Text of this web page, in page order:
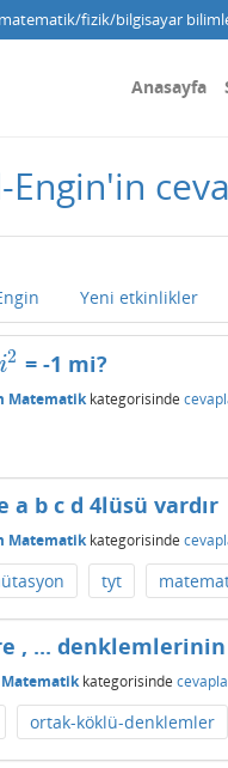
fizik/bilgisayar
Anasayfa
Yeni etkinlikler
i2
i2 = -1 mi?
Matematik kategorisinde
a b c d 4lüsü vardır
Matematik kategorisinde
tyt
, ...
kategorisinde
ortak-köklü-denklemler